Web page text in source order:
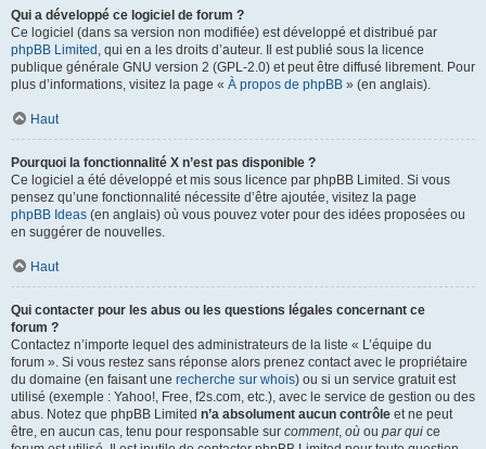
Qui a développé ce logiciel de forum ?
Ce logiciel (dans sa version non modifiée) est développé et distribué par
phpBB Limited , qui en a les droits d’auteur. Il est publié sous la licence
publique générale GNU version 2 (GPL-2.0) et peut être diffusé librement. Pour
plus d’informations, visitez la page « À propos de phpBB » (en anglais).
Haut
Pourquoi la fonctionnalité X n’est pas disponible ?
Ce logiciel a été développé et mis sous licence par phpBB Limited. Si vous
pensez qu’une fonctionnalité nécessite d’être ajoutée, visitez la page
phpBB Ideas (en anglais) où vous pouvez voter pour des idées proposées ou
en suggérer de nouvelles.
Haut
Qui contacter pour les abus ou les questions légales concernant ce
forum ?
Contactez n’importe lequel des administrateurs de la liste « L’équipe du
forum ». Si vous restez sans réponse alors prenez contact avec le propriétaire
du domaine (en faisant une recherche sur whois) ou si un service gratuit est
utilisé (exemple : Yahoo!, Free, f2s.com, etc.), avec le service de gestion ou des
abus. Notez que phpBB Limited n’a absolument aucun contrôle et ne peut
être, en aucun cas, tenu pour responsable sur comment, où ou par qui ce